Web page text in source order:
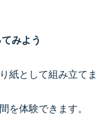
みよう
紙として組み立てま
を体験できます。